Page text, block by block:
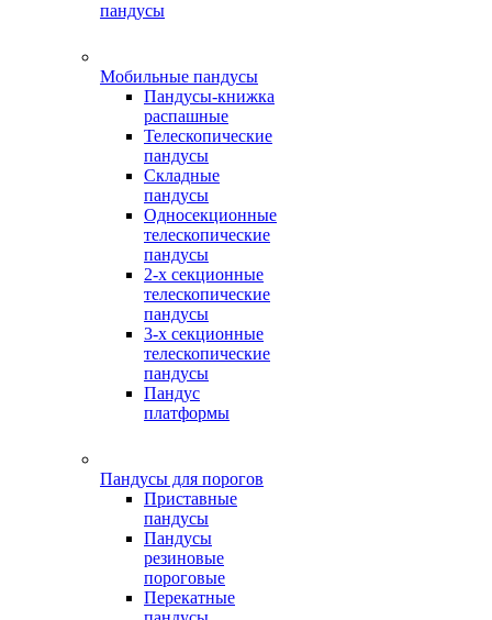
пандусы
Мобильные пандусы
Пандусы-книжка
распашные
Телескопические
пандусы
Складные
пандусы
Односекционные
телескопические
пандусы
2-х секционные
телескопические
пандусы
3-х секционные
телескопические
пандусы
Пандус
платформы
Пандусы для порогов
Приставные
пандусы
Пандусы
резиновые
пороговые
Перекатные